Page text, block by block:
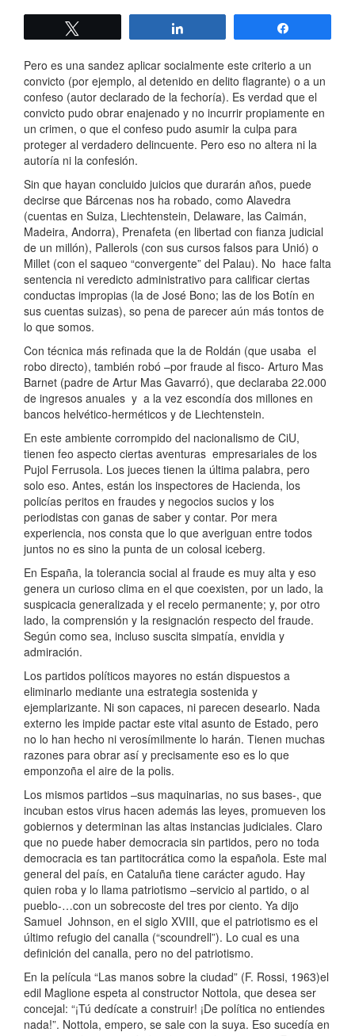
Pero es una sandez aplicar socialmente este criterio a un
convicto (por ejemplo, al detenido en delito flagrante) o a un
confeso (autor declarado de la fechoría). Es verdad que el
convicto pudo obrar enajenado y no incurrir propiamente en
un crimen, o que el confeso pudo asumir la culpa para
proteger al verdadero delincuente. Pero eso no altera ni la
autoría ni la confesión.
Sin que hayan concluido juicios que durarán años, puede
decirse que Bárcenas nos ha robado, como Alavedra
(cuentas en Suiza, Liechtenstein, Delaware, las Caimán,
Madeira, Andorra), Prenafeta (en libertad con fianza judicial
de un millón), Pallerols (con sus cursos falsos para Unió) o
Millet (con el saqueo “convergente” del Palau). No hace falta
sentencia ni veredicto administrativo para calificar ciertas
conductas impropias (la de José Bono; las de los Botín en
sus cuentas suizas), so pena de parecer aún más tontos de
lo que somos.
Con técnica más refinada que la de Roldán (que usaba el
robo directo), también robó –por fraude al fisco- Arturo Mas
Barnet (padre de Artur Mas Gavarró), que declaraba 22.000
de ingresos anuales y a la vez escondía dos millones en
bancos helvético-herméticos y de Liechtenstein.
En este ambiente corrompido del nacionalismo de CiU,
tienen feo aspecto ciertas aventuras empresariales de los
Pujol Ferrusola. Los jueces tienen la última palabra, pero
solo eso. Antes, están los inspectores de Hacienda, los
policías peritos en fraudes y negocios sucios y los
periodistas con ganas de saber y contar. Por mera
experiencia, nos consta que lo que averiguan entre todos
juntos no es sino la punta de un colosal iceberg.
En España, la tolerancia social al fraude es muy alta y eso
genera un curioso clima en el que coexisten, por un lado, la
suspicacia generalizada y el recelo permanente; y, por otro
lado, la comprensión y la resignación respecto del fraude.
Según como sea, incluso suscita simpatía, envidia y
admiración.
Los partidos políticos mayores no están dispuestos a
eliminarlo mediante una estrategia sostenida y
ejemplarizante. Ni son capaces, ni parecen desearlo. Nada
externo les impide pactar este vital asunto de Estado, pero
no lo han hecho ni verosímilmente lo harán. Tienen muchas
razones para obrar así y precisamente eso es lo que
emponzoña el aire de la polis.
Los mismos partidos –sus maquinarias, no sus bases-, que
incuban estos virus hacen además las leyes, promueven los
gobiernos y determinan las altas instancias judiciales. Claro
que no puede haber democracia sin partidos, pero no toda
democracia es tan partitocrática como la española. Este mal
general del país, en Cataluña tiene carácter agudo. Hay
quien roba y lo llama patriotismo –servicio al partido, o al
pueblo-…con un sobrecoste del tres por ciento. Ya dijo
Samuel Johnson, en el siglo XVIII, que el patriotismo es el
último refugio del canalla (“scoundrell”). Lo cual es una
definición del canalla, pero no del patriotismo.
En la película “Las manos sobre la ciudad” (F. Rossi, 1963)el
edil Maglione espeta al constructor Nottola, que desea ser
concejal: “¡Tú dedícate a construir! ¡De política no entiendes
nada!”. Nottola, empero, se sale con la suya. Eso sucedía en